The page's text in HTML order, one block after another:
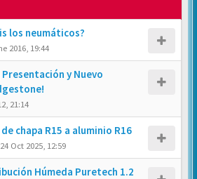
los neumáticos?
2016, 19:44
Presentación y Nuevo
21:14
chapa R15 a aluminio R16
24 Oct 2025, 12:59
Húmeda Puretech 1.2